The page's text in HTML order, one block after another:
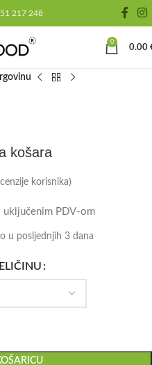
217 248
0
0.00
košara
korisnika)
uključenim PDV-om
u posljednjih 3 dana